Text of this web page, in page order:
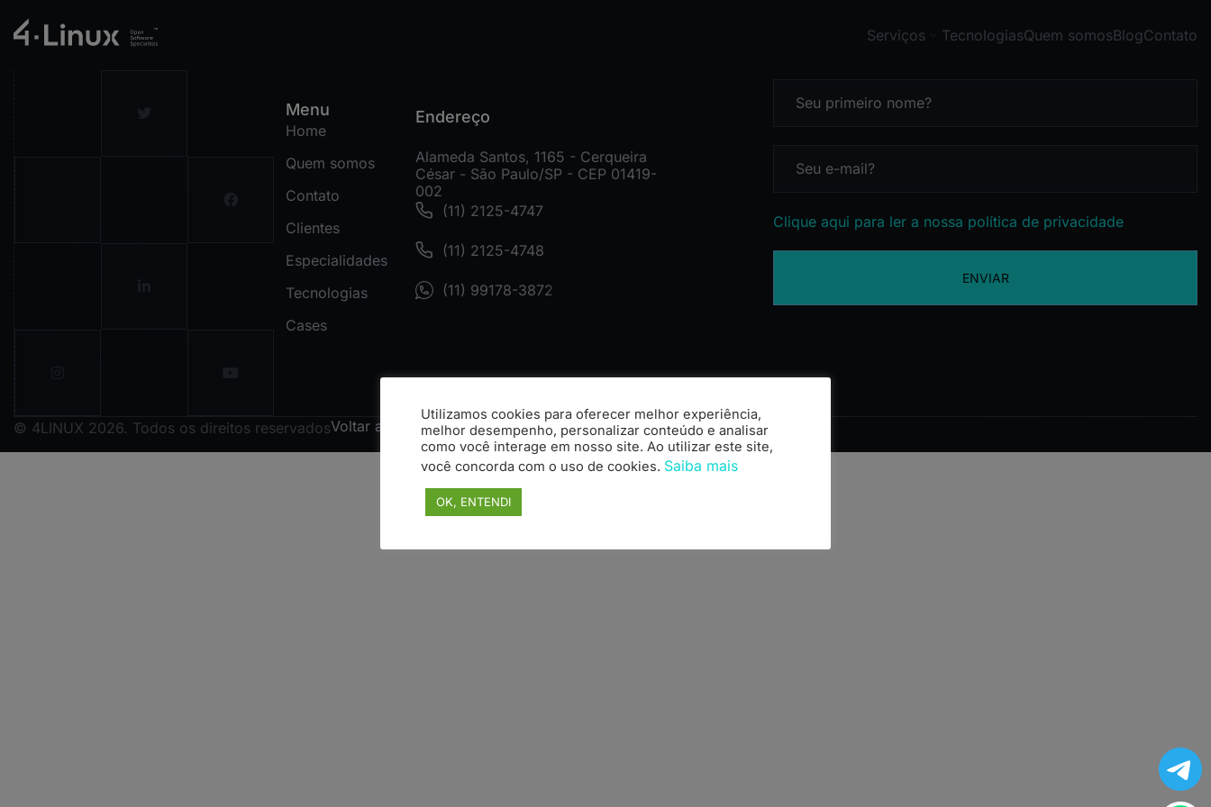
Serviços TecnologiasQuem somosBlogContato
Menu
Home
Quem somos
Contato
Clientes
Especialidades
Tecnologias
Cases
Endereço
Alameda Santos, 1165 - Cerqueira
César - São Paulo/SP - CEP 01419-
002
(11) 2125-4747
(11) 2125-4748
(11) 99178-3872
Clique aqui para ler a nossa política de privacidade
ENVIAR
© 4LINUX 2026. Todos os direitos reservadosVoltar ao topo
Utilizamos cookies para oferecer melhor experiência,
melhor desempenho, personalizar conteúdo e analisar
como você interage em nosso site. Ao utilizar este site,
você concorda com o uso de cookies. Saiba mais
OK, ENTENDI